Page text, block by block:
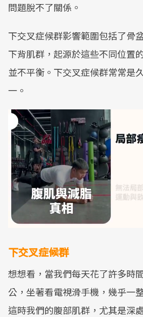
問題脫不了關係。
下交叉症候群影響範圍包括了骨
下背肌群，起源於這些不同位置
並不平衡。下交叉症候群常常是
一。
下交叉症候群
想想看，當我們每天花了許多時
公，坐著看電視滑手機，幾乎一
這時我們的腹部肌群，尤其是深